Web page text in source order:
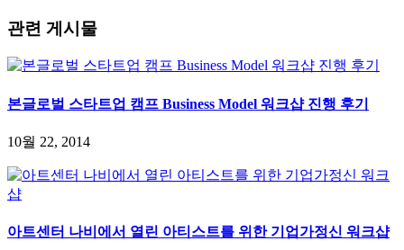
관련 게시물
본글로벌 스타트업 캠프 Business Model 워크샵 진행 후기
10월 22, 2014
아트센터 나비에서 열린 아티스트를 위한 기업가정신 워크샵